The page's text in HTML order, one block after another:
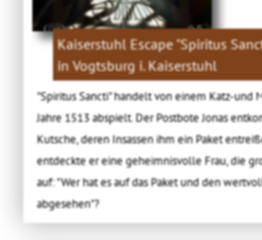
Kaiserstuhl Escape "Spiritus
in Vogtsburg i. Kaiserstuhl
"Spiritus Sancti" handelt von einem Katz-und
Jahre 1513 abspielt. Der Postbote Jonas
Kutsche, deren Insassen ihm ein Paket
entdeckte er eine geheimnisvolle Frau, die
auf: "Wer hat es auf das Paket und den
abgesehen"?